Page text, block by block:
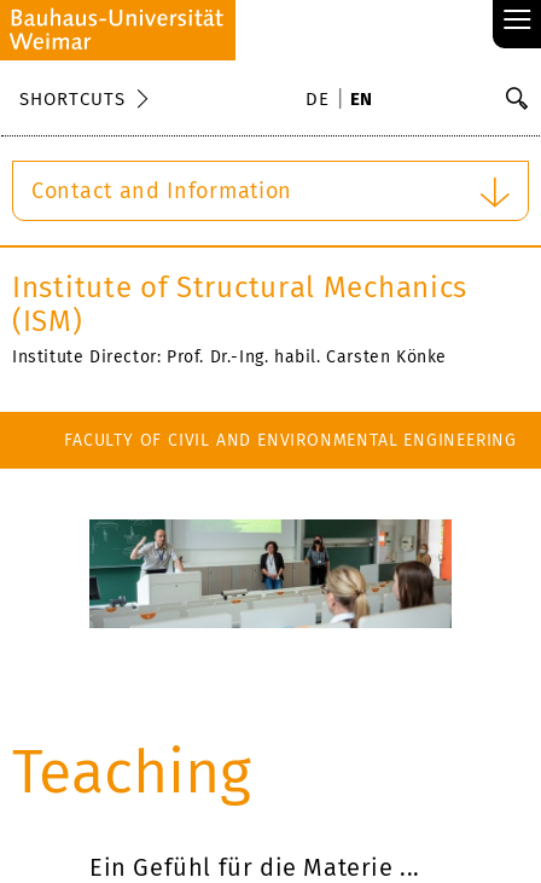
≡
SHORTCUTS DE EN
Contact and Information
Institute of Structural Mechanics
(ISM)
Institute Director: Prof. Dr.-Ing. habil. Carsten Könke
FACULTY OF CIVIL AND ENVIRONMENTAL ENGINEERING
Teaching
Ein Gefühl für die Materie ...